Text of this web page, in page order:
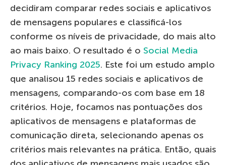
decidiram comparar redes sociais e aplicativos
de mensagens populares e classificá-los
conforme os níveis de privacidade, do mais alto
ao mais baixo. O resultado é o Social Media
Privacy Ranking 2025. Este foi um estudo amplo
que analisou 15 redes sociais e aplicativos de
mensagens, comparando-os com base em 18
critérios. Hoje, focamos nas pontuações dos
aplicativos de mensagens e plataformas de
comunicação direta, selecionando apenas os
critérios mais relevantes na prática. Então, quais